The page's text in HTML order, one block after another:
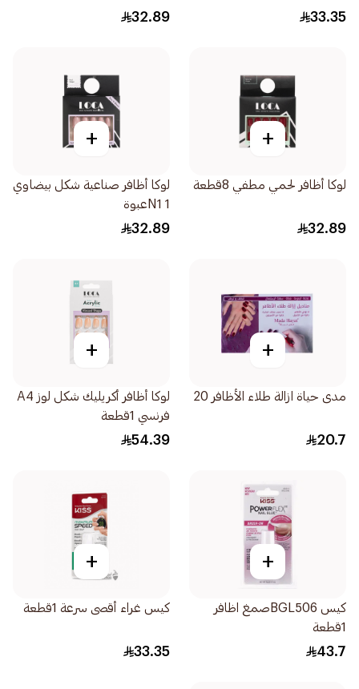
33.35
32.89
+
لوكا أظافر لحمي مطفي 8قطعة
32.89
+
لوكا أظافر صناعية شكل بيضاوي
N1 1عبوة
32.89
+
مدى حياة ازالة طلاء الأظافر 20
20.7
+
لوكا أظافر أكريليك شكل لوز A4
فرنسي 1قطعة
54.39
+
كيس BGL506صمغ اظافر
1قطعة
43.7
+
كيس غراء أقصى سرعة 1قطعة
33.35